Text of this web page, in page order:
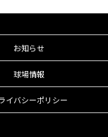
お知らせ
球場情報
イバシーポリシー